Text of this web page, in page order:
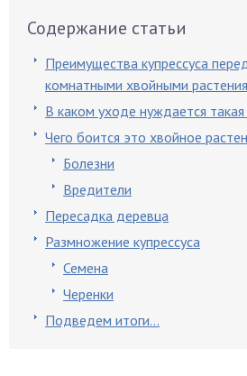
Содержание статьи
Преимущества купрессуса
комнатными хвойными
В каком уходе нуждается такая
Чего боится это хвойное
Болезни
Вредители
Пересадка деревца
Размножение купрессуса
Семена
Черенки
Подведем итоги…